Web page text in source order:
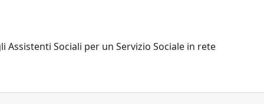
Assistenti Sociali per un Servizio Sociale in rete